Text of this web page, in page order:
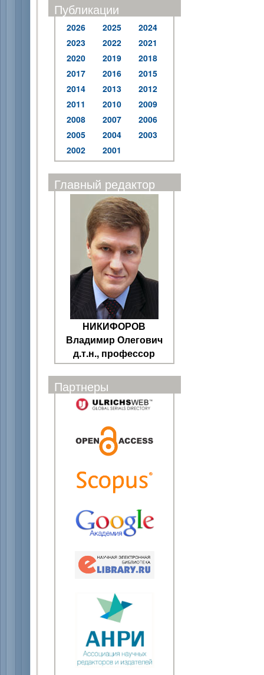
Публикации
2026 2025
2024
2023
2022
2021
2020
2019
2018
2017
2016
2015
2014
2013
2012
2011
2010
2009
2008
2007
2006
2005
2004
2003
2002
2001
Главный редактор
НИКИФОРОВ
Владимир Олегович
д.т.н., профессор
Партнеры